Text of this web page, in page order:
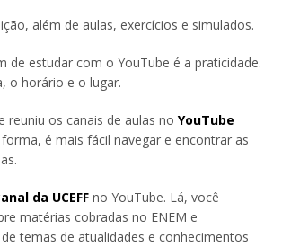
além de aulas, exercícios e simulados.
de estudar com o YouTube é a praticidade.
o horário e o lugar.
reuniu os canais de aulas no YouTube
forma, é mais fácil navegar e encontrar as
da UCEFF no YouTube. Lá, você
matérias cobradas no ENEM e
temas de atualidades e conhecimentos